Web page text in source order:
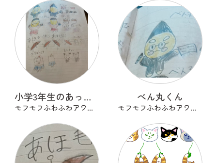
小学3年生のあったらいいな
モフモフふわふわアワアワ
べん丸くん
モフモフふわふわアワアワ